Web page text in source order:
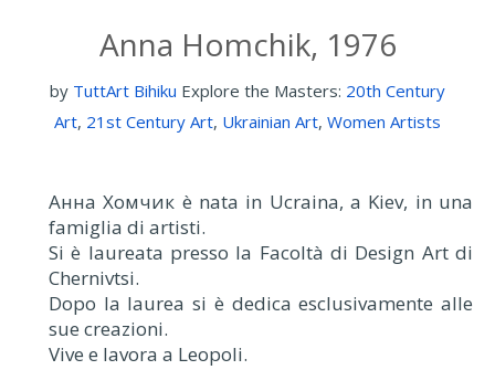
Anna Homchik, 1976
by TuttArt Bihiku Explore the Masters: 20th Century
Art, 21st Century Art, Ukrainian Art, Women Artists
Анна Хомчик è nata in Ucraina, a Kiev, in una
famiglia di artisti.
Si è laureata presso la Facoltà di Design Art di
Chernivtsi.
Dopo la laurea si è dedica esclusivamente alle
sue creazioni.
Vive e lavora a Leopoli.